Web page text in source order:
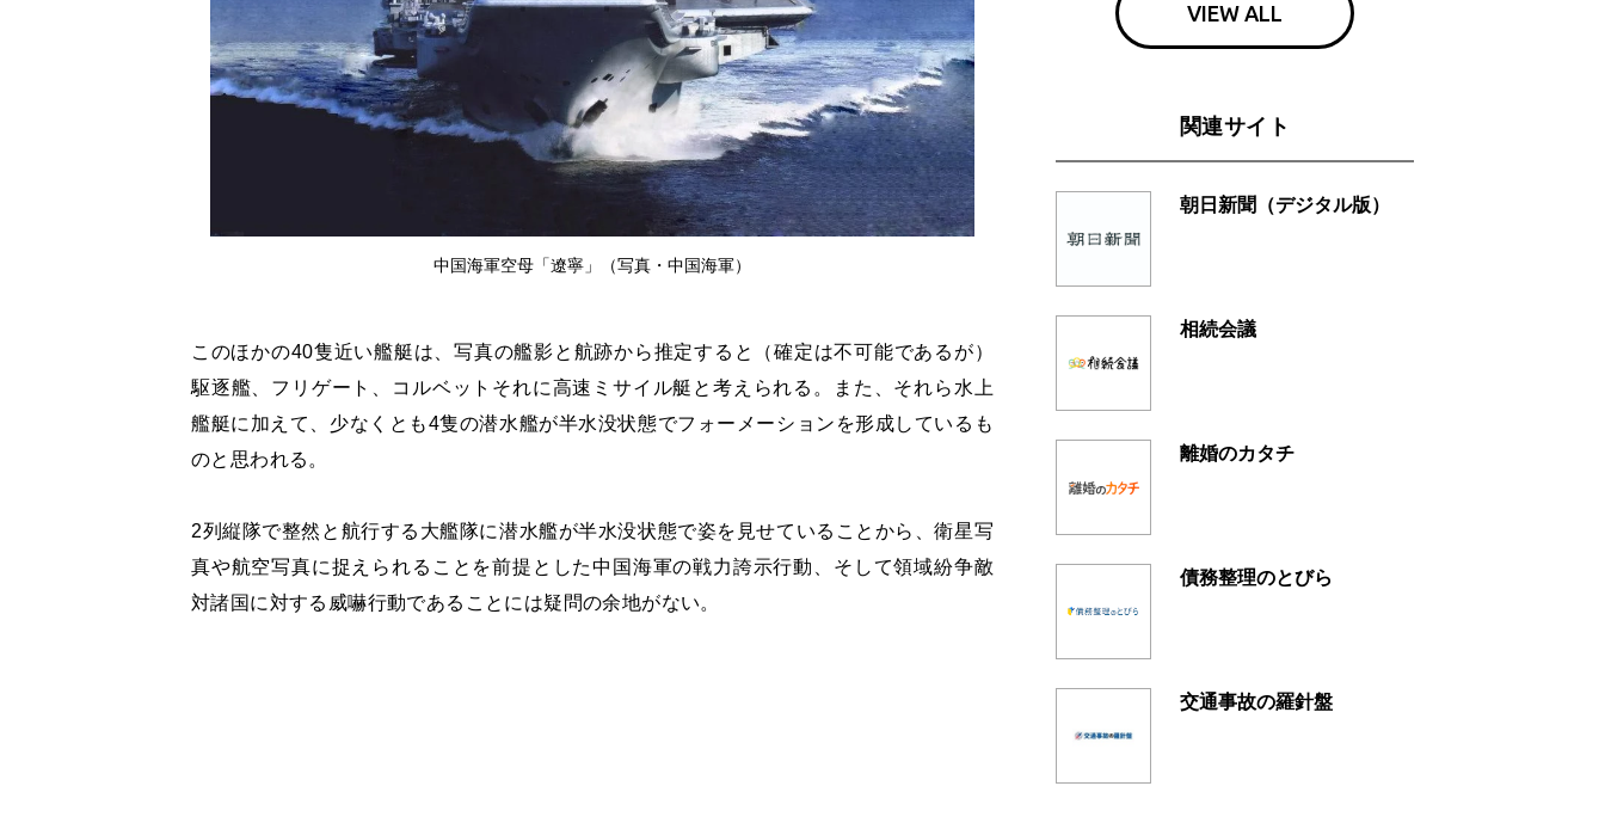
中国海軍空母「遼寧」（写真・中国海軍）
このほかの40隻近い艦艇は、写真の艦影と航跡から推定すると（確定は不可能であるが）
駆逐艦、フリゲート、コルベットそれに高速ミサイル艇と考えられる。また、それら水上
艦艇に加えて、少なくとも4隻の潜水艦が半水没状態でフォーメーションを形成しているも
のと思われる。
2列縦隊で整然と航行する大艦隊に潜水艦が半水没状態で姿を見せていることから、衛星写
真や航空写真に捉えられることを前提とした中国海軍の戦力誇示行動、そして領域紛争敵
対諸国に対する威嚇行動であることには疑問の余地がない。
VIEW ALL
関連サイト
朝日新聞（デジタル版）
相続会議
離婚のカタチ
債務整理のとびら
交通事故の羅針盤